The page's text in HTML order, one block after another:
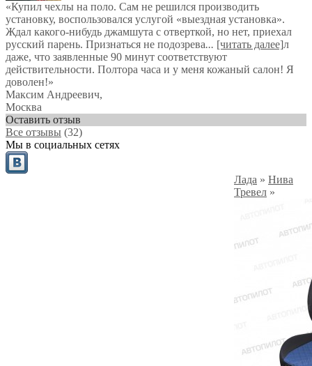
«Купил чехлы на поло. Сам не решился производить
установку, воспользовался услугой «выездная установка».
Ждал какого-нибудь джамшута с отверткой, но нет, приехал
русский парень. Признаться не подозрева... [читать далее]л
даже, что заявленные 90 минут соответствуют
действительности. Полтора часа и у меня кожаный салон! Я
доволен!»
Максим Андреевич,
Москва
Оставить отзыв
Все отзывы (32)
Мы в социальных сетях
Лада » Нива
Тревел »